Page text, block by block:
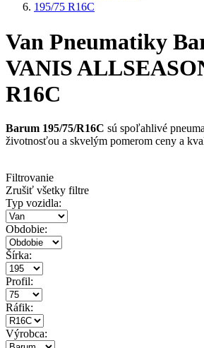
195/75 R16C
Van Pneumatiky
VANIS
R16C
Barum 195/75/R16C sú spoľahlivé
životnosťou a skvelým pomerom ceny a
Filtrovanie
Zrušiť všetky filtre
Typ vozidla:
Obdobie:
Šírka:
Profil:
Ráfik:
Výrobca: